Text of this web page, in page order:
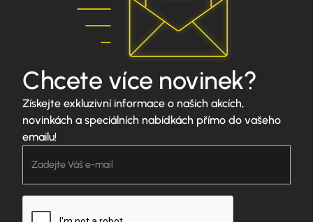
Chcete více novinek?
Získejte exkluzivní informace o našich akcích,
novinkách a speciálních nabídkách přímo do vašeho
emailu!